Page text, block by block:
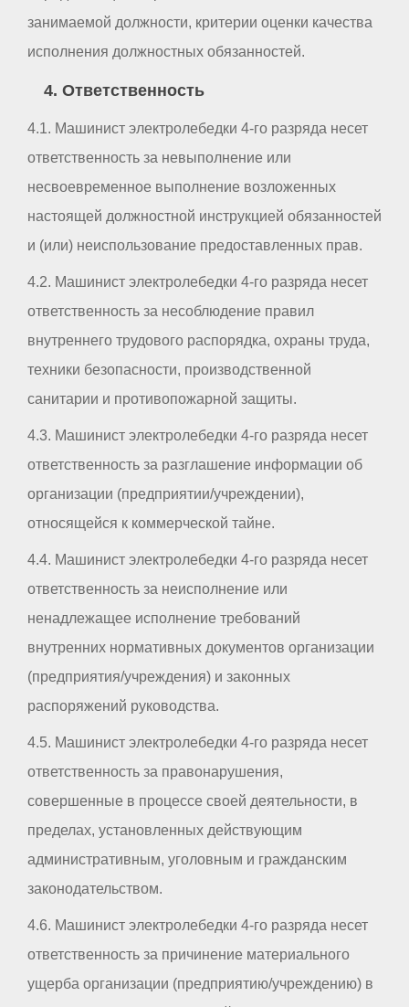
занимаемой должности, критерии оценки качества
исполнения должностных обязанностей.
4. Ответственность
4.1. Машинист электролебедки 4-го разряда несет
ответственность за невыполнение или
несвоевременное выполнение возложенных
настоящей должностной инструкцией обязанностей
и (или) неиспользование предоставленных прав.
4.2. Машинист электролебедки 4-го разряда несет
ответственность за несоблюдение правил
внутреннего трудового распорядка, охраны труда,
техники безопасности, производственной
санитарии и противопожарной защиты.
4.3. Машинист электролебедки 4-го разряда несет
ответственность за разглашение информации об
организации (предприятии/учреждении),
относящейся к коммерческой тайне.
4.4. Машинист электролебедки 4-го разряда несет
ответственность за неисполнение или
ненадлежащее исполнение требований
внутренних нормативных документов организации
(предприятия/учреждения) и законных
распоряжений руководства.
4.5. Машинист электролебедки 4-го разряда несет
ответственность за правонарушения,
совершенные в процессе своей деятельности, в
пределах, установленных действующим
административным, уголовным и гражданским
законодательством.
4.6. Машинист электролебедки 4-го разряда несет
ответственность за причинение материального
ущерба организации (предприятию/учреждению) в